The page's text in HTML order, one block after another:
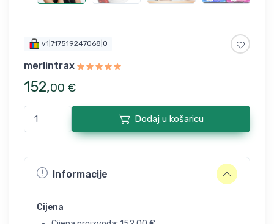
v1|717519247068|0
merlintrax
152,00 €
Dodaj u košaricu
Informacije
Cijena